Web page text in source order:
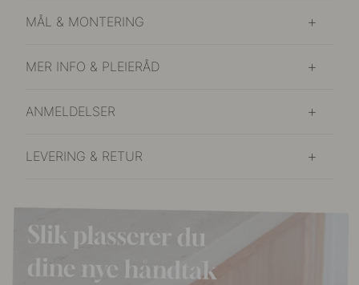
MÅL & MONTERING
MER INFO & PLEIERÅD
ANMELDELSER
LEVERING & RETUR